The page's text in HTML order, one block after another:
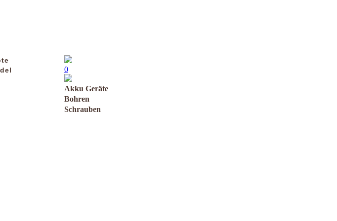
0
Akku Geräte
Bohren
Schrauben